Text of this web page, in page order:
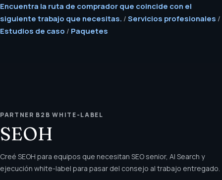
Encuentra la ruta de comprador que coincide con el
siguiente trabajo que necesitas. / Servicios profesionales /
Estudios de caso / Paquetes
PARTNER B2B WHITE-LABEL
SEOH
Creé SEOH para equipos que necesitan SEO senior, AI Search y
ejecución white-label para pasar del consejo al trabajo entregado.